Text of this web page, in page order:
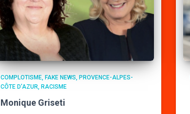
COMPLOTISME FAKE NEWS PROVENCE-ALPES-
CÔTE D'AZUR RACISME
Monique Griseti